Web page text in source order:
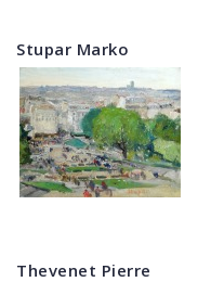
Stupar Marko
Thevenet Pierre